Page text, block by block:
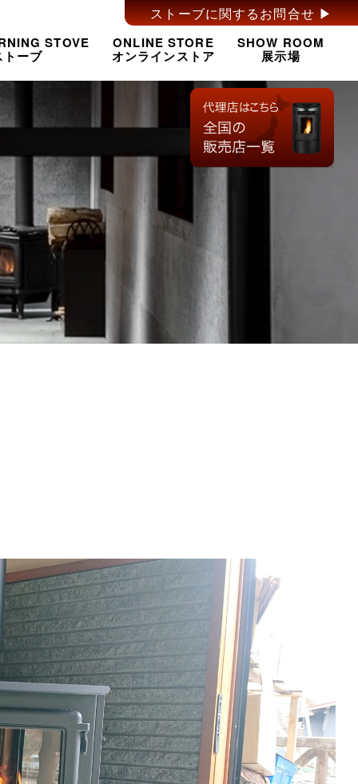
ストーブに関するお問合せ ▶︎
STOVE
トーブ
ONLINE STORE
オンラインストア
SHOW ROOM
展示場